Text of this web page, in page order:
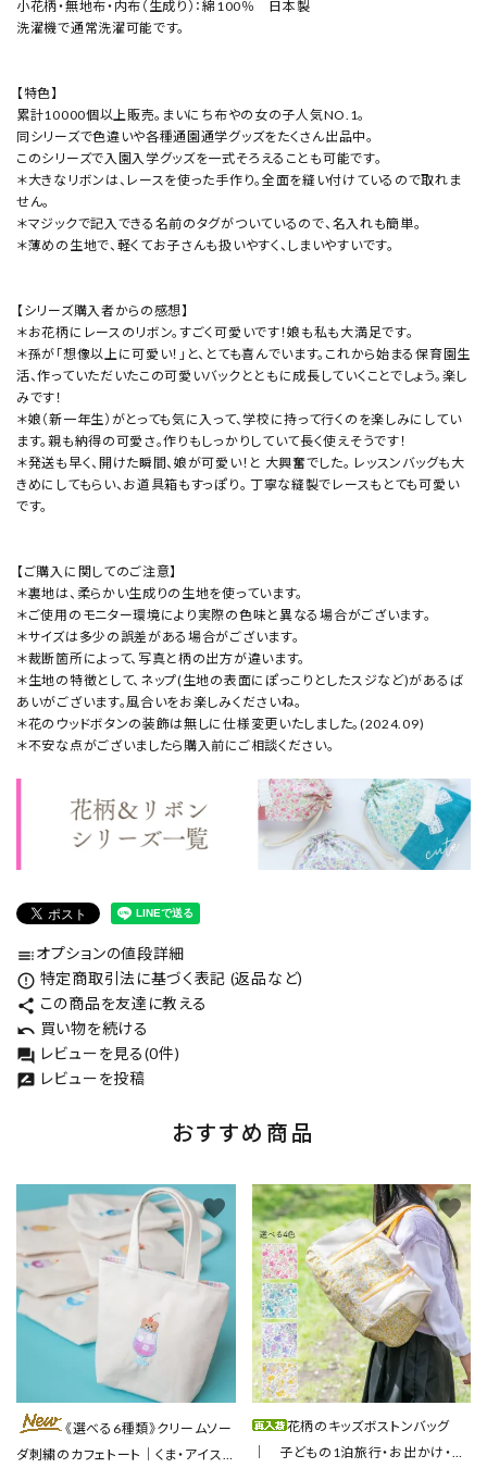
小花柄・無地布・内布（生成り）：綿100％ 日本製
洗濯機で通常洗濯可能です。
【特色】
累計10000個以上販売。まいにち布やの女の子人気NO.1。
同シリーズで色違いや各種通園通学グッズをたくさん出品中。
このシリーズで入園入学グッズを一式そろえることも可能です。
＊大きなリボンは、レースを使った手作り。全面を縫い付けているので取れま
せん。
＊マジックで記入できる名前のタグがついているので、名入れも簡単。
＊薄めの生地で、軽くてお子さんも扱いやすく、しまいやすいです。
【シリーズ購入者からの感想】
＊お花柄にレースのリボン。すごく可愛いです！娘も私も大満足です。
＊孫が「想像以上に可愛い！」と、とても喜んでいます。これから始まる保育園生
活、作っていただいたこの可愛いバックとともに成長していくことでしょう。楽し
みです！
＊娘（新一年生）がとっても気に入って、学校に持って行くのを楽しみにしてい
ます。親も納得の可愛さ。作りもしっかりしていて長く使えそうです！
＊発送も早く、開けた瞬間、娘が可愛い！と 大興奮でした。 レッスンバッグも大
きめにしてもらい、お道具箱もすっぽり。 丁寧な縫製でレースもとても可愛い
です。
【ご購入に関してのご注意】
＊裏地は、柔らかい生成りの生地を使っています。
＊ご使用のモニター環境により実際の色味と異なる場合がございます。
＊サイズは多少の誤差がある場合がございます。
＊裁断箇所によって、写真と柄の出方が違います。
＊生地の特徴として、ネップ(生地の表面にぽっこりとしたスジなど)があるば
あいがございます。風合いをお楽しみくださいね。
＊花のウッドボタンの装飾は無しに仕様変更いたしました。(2024.09)
＊不安な点がございましたら購入前にご相談ください。
tocオプションの値段詳細
error_outline 特定商取引法に基づく表記 (返品など)
share この商品を友達に教える
undo 買い物を続ける
forum レビューを見る(0件)
rate_review レビューを投稿
おすすめ商品
《選べる6種類》クリームソー
ダ刺繍のカフェトート｜くま・アイス
favorite
花柄のキッズボストンバッグ
｜ 子どもの1泊旅行・お出かけ・ス
favorite